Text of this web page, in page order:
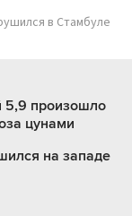
в Стамбуле
5,9 произошло
цунами
на западе